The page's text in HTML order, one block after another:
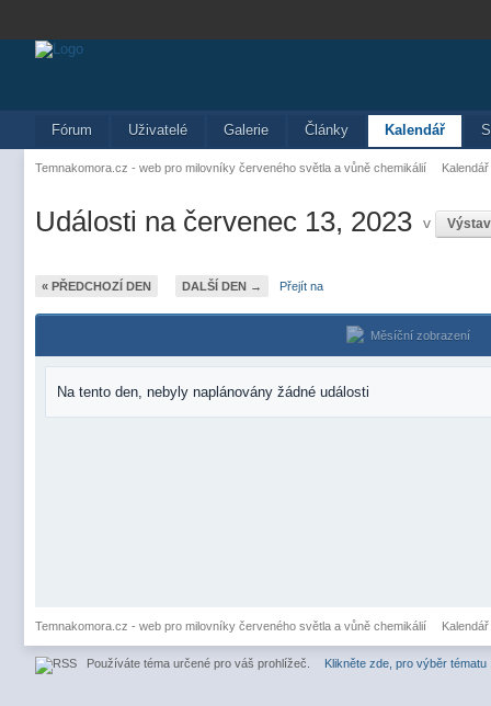
Fórum Uživatelé Galerie Články Kalendář
Temnakomora.cz - web pro milovníky červeného světla a vůně chemikálií Kalendář
Události na červenec 13, 2023 v
« PŘEDCHOZÍ DEN DALŠÍ DEN → Přejít na
Měsíční zobrazení
Na tento den, nebyly naplánovány žádné události
Temnakomora.cz - web pro milovníky červeného světla a vůně chemikálií Kalendář
Používáte téma určené pro váš prohlížeč. Klikněte zde, pro výběr tématu